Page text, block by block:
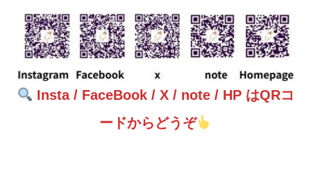
Insta / FaceBook / X / note / HP はQRコ
ードからどうぞ